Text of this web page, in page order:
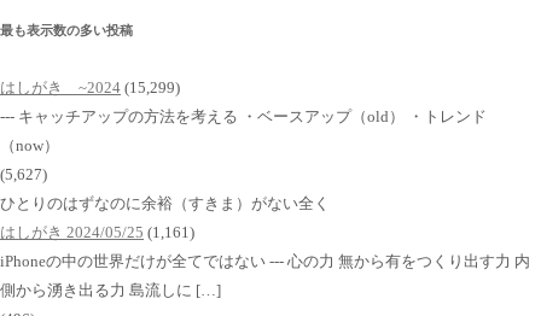
最も表示数の多い投稿
はしがき ~2024 (15,299)
--- キャッチアップの方法を考える ・ベースアップ（old） ・トレンド
（now）
(5,627)
ひとりのはずなのに余裕（すきま）がない全く
はしがき 2024/05/25 (1,161)
iPhoneの中の世界だけが全てではない --- 心の力 無から有をつくり出す力 内
側から湧き出る力 島流しに […]